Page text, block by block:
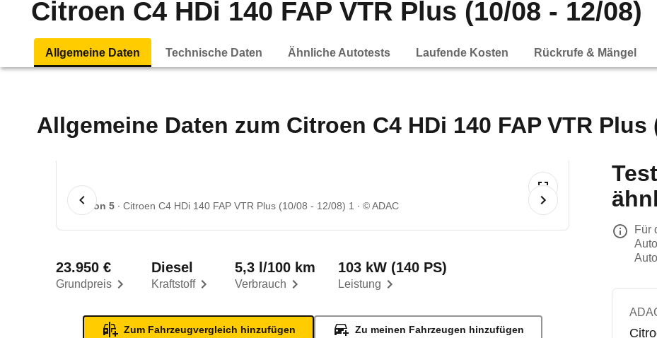
Citroen C4 HDi 140 FAP VTR Plus (10/08 - 12/08)
Allgemeine Daten Technische Daten Ähnliche Autotests Laufende Kosten Rückrufe & Mängel
Allgemeine Daten zum Citroen C4 HDi 140 FAP VTR Plus
1 von 5 Citroen C4 HDi 140 FAP VTR Plus (10/08 - 12/08) 1 © ADAC
Grundpreis
23.950 €
Kraftstoff
Diesel
Verbrauch
5,3 l/100 km
Leistung
103 kW (140 PS)
Zum Fahrzeugvergleich hinzufügen Zu meinen Fahrzeugen hinzufügen
Für